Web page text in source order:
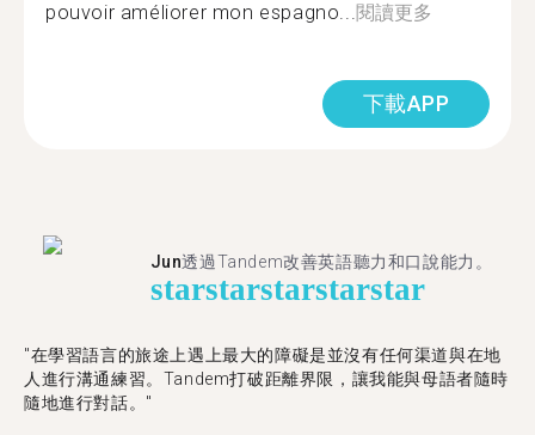
pouvoir améliorer mon espagno...閱讀更多
下載APP
Jun透過Tandem改善英語聽力和口說能力。
starstarstarstarstar
"在學習語言的旅途上遇上最大的障礙是並沒有任何渠道與在地
人進行溝通練習。Tandem打破距離界限，讓我能與母語者隨時
隨地進行對話。"